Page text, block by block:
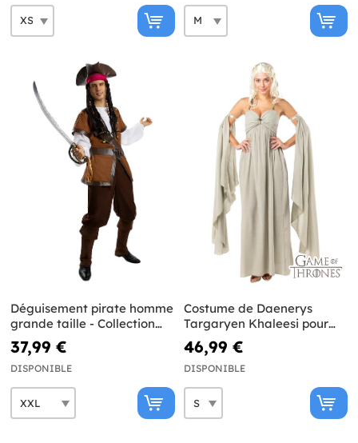
Déguisement pirate homme
grande taille - Collection
Caraïbe
37,99 €
DISPONIBLE
Costume de Daenerys
Targaryen Khaleesi pour
femme - Game of Thrones
46,99 €
DISPONIBLE